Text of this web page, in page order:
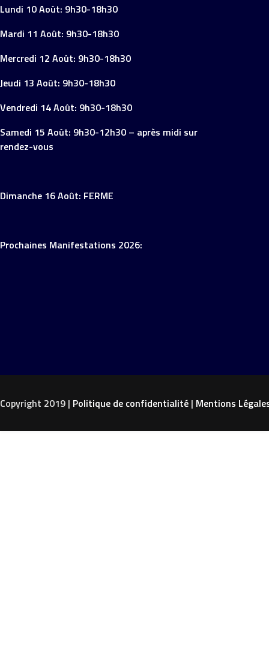
Lundi 10 Août: 9h30-18h30
Mardi 11 Août: 9h30-18h30
Mercredi 12 Août: 9h30-18h30
Jeudi 13 Août: 9h30-18h30
Vendredi 14 Août: 9h30-18h30
Samedi 15 Août: 9h30-12h30 – après midi sur
rendez-vous
Dimanche 16 Août: FERME
Prochaines Manifestations 2026:
Copyright 2019 | Politique de confidentialité | Mentions